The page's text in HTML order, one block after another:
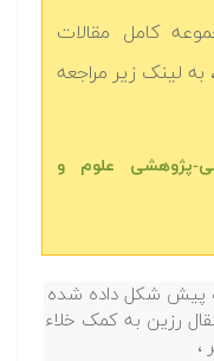
کامل مقالات
لینک زیر مراجعه
پژوهشی علوم و
پیش شکل داده شده
رزین به کمک خلاء
،